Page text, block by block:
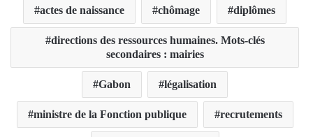
actes de naissance chômage diplômes
directions des ressources humaines. Mots-clés
secondaires : mairies
Gabon légalisation
ministre de la Fonction publique recrutements